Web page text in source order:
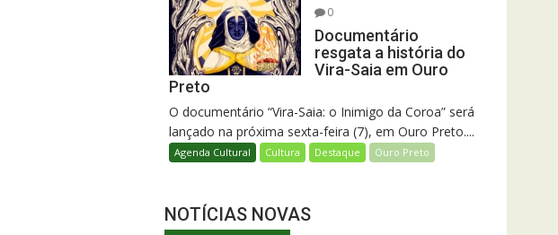
0
Documentário
resgata a história do
Vira-Saia em Ouro
Preto
O documentário “Vira-Saia: o Inimigo da Coroa” será
lançado na próxima sexta-feira (7), em Ouro Preto....
Agenda Cultural Cultura Destaque Ouro Preto
NOTÍCIAS NOVAS